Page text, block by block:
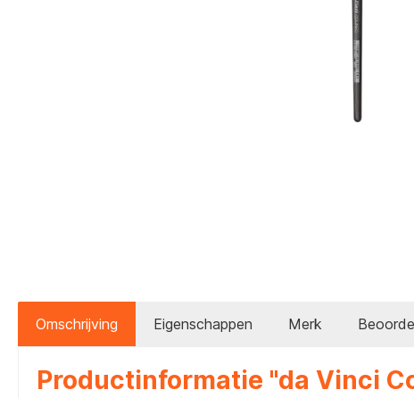
Omschrijving Eigenschappen Merk
Productinformatie "da Vinci